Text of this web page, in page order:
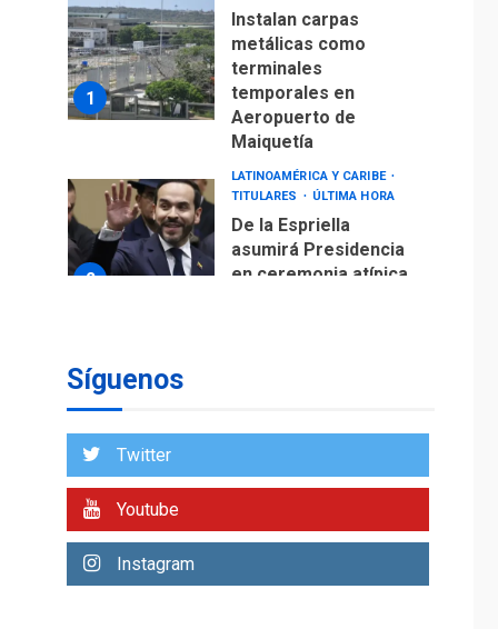
1
Instalan carpas
metálicas como
terminales
temporales en
Aeropuerto de
Maiquetía
2
LATINOAMÉRICA Y CARIBE
TITULARES
ÚLTIMA HORA
De la Espriella
asumirá Presidencia
en ceremonia atípica
3
de diálogo en
4
POLÍTICA
TITULARES
Gobierno y AN2015 en
diálogo
Síguenos
Twitter
Youtube
Instagram